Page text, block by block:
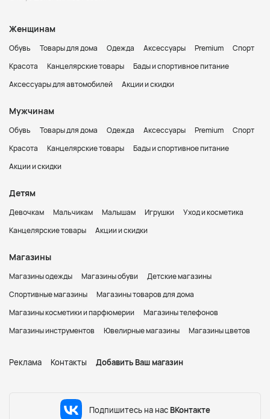
Женщинам
Обувь Товары для дома Одежда Аксессуары Premium
Спорт
Красота
Канцелярские товары
Бады и спортивное питание
Аксессуары для автомобилей
Акции и скидки
Мужчинам
Обувь Товары для дома Одежда Аксессуары Premium
Спорт
Красота
Канцелярские товары
Бады и спортивное питание
Акции и скидки
Детям
Девочкам Мальчикам Малышам Игрушки
Уход и косметика
Канцелярские товары
Акции и скидки
Магазины
Магазины одежды Магазины обуви
Детские магазины
Спортивные магазины
Магазины товаров для дома
Магазины косметики и парфюмерии
Магазины телефонов
Магазины инструментов
Ювелирные магазины Магазины цветов
Реклама Контакты Добавить Ваш магазин
Подпишитесь на нас ВКонтакте